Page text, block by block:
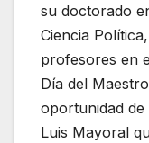
su doctorado
Ciencia
profesores en
Día del
oportunidad
Luis Mayoral